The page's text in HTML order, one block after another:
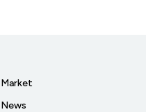
Market
News